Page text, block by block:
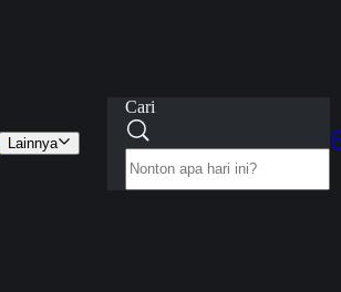
Lainnya
Cari